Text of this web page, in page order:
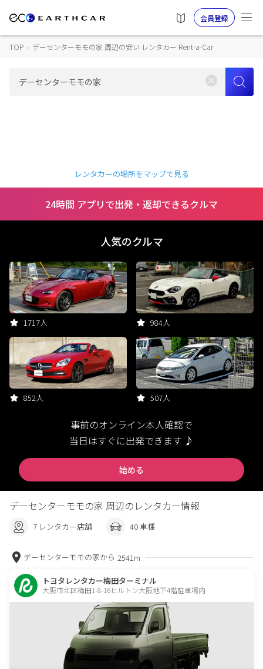
会員登録
TOP › デーセンターモモの家 周辺の安い レンタカー Rent-a-Car
レンタカーの場所をマップで見る
24時間 アプリで出発・返却できるクルマ
人気のクルマ
1717人 984人
852人 507人
事前のオンライン本人確認で
当日はすぐに出発できます ♪
始める
デーセンターモモの家 周辺のレンタカー情報
7 レンタカー店舗 40 車種
デーセンターモモの家から 2541m
トヨタレンタカー梅田ターミナル
大阪市北区梅田1-8-16ヒルトン大阪地下4階駐車場内